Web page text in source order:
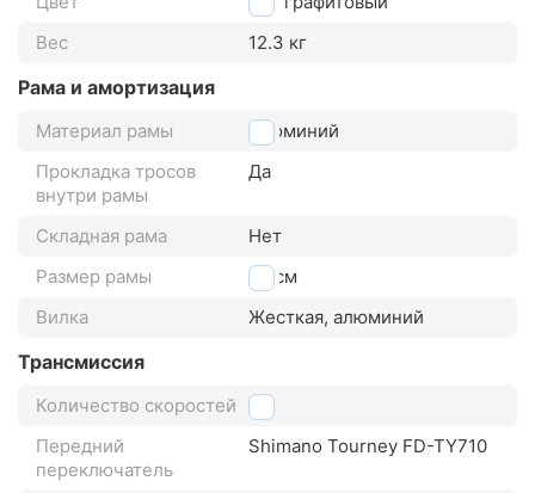
Вес
12.3 кг
Рама и амортизация
Материал рамы
алюминий
Прокладка тросов
внутри рамы
Да
Складная рама
Нет
Размер рамы
58 см
Вилка
Жесткая, алюминий
Трансмиссия
Количество скоростей 24
Передний
переключатель
Shimano Tourney FD-TY710